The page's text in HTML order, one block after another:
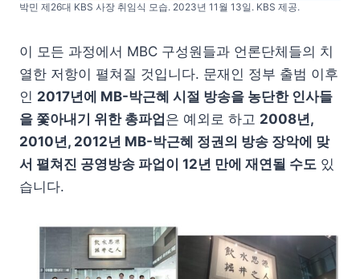
박민 제26대 KBS 사장 취임식 모습. 2023년 11월 13일. KBS 제공.
이 모든 과정에서 MBC 구성원들과 언론단체들의 치
열한 저항이 펼쳐질 것입니다. 문재인 정부 출범 이후
인 2017년에 MB-박근혜 시절 방송을 농단한 인사들
을 쫓아내기 위한 총파업 은 예외로 하고 2008년,
2010년, 2012년 MB-박근혜 정권의 방송 장악에 맞
서 펼쳐진 공영방송 파업이 12년 만에 재연될 수도 있
습니다.